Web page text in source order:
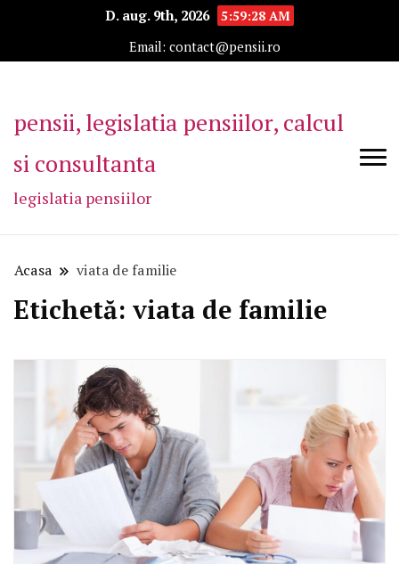
D. aug. 9th, 2026
5:59:29 AM
Email: contact@pensii.ro
pensii, legislatia pensiilor, calcul
si consultanta
legislatia pensiilor
Acasa viata de familie
Etichetă: viata de familie